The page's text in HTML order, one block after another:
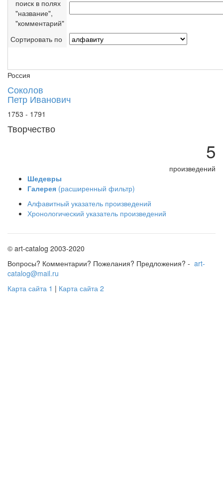
поиск в полях
"название",
"комментарий"
Сортировать по
Россия
Соколов
Петр Иванович
1753 - 1791
Творчество
5
произведений
Шедевры
Галерея (расширенный фильтр)
Алфавитный указатель произведений
Хронологический указатель произведений
© art-catalog 2003-2020
Вопросы? Комментарии? Пожелания? Предложения? - art-
catalog@mail.ru
Карта сайта 1 | Карта сайта 2